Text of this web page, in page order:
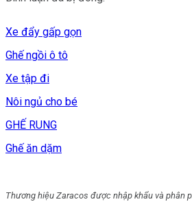
Xe đẩy gấp gọn
Ghế ngồi ô tô
Xe tập đi
Nôi ngủ cho bé
GHẾ RUNG
Ghế ăn dặm
Thương hiệu Zaracos được nhập khẩu và phân